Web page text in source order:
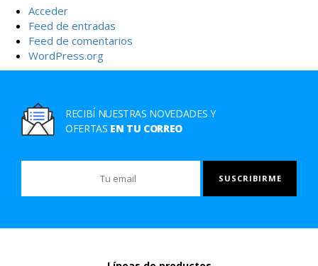
Acceder
Feed de entradas
Feed de comentarios
WordPress.org
RECIBÍ NUESTRAS NOVEDADES Y
OFERTAS EN TU CORREO